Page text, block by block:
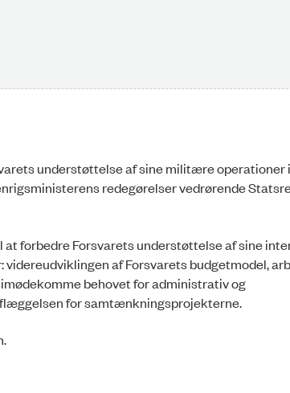
understøttelse af sine militære operationer i
redegørelser vedrørende
forbedre Forsvarets understøttelse af sine
af Forsvarets budgetmodel,
behovet for administrativ og
for samtænkningsprojekterne.